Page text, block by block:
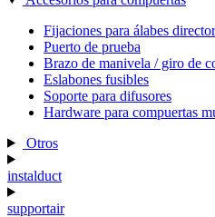
Fijaciones para álabes
Puerto de prueba
Brazo de manivela / giro de
Eslabones fusibles
Soporte para difusores
Hardware para compuertas
Otros
instalduct
supportair